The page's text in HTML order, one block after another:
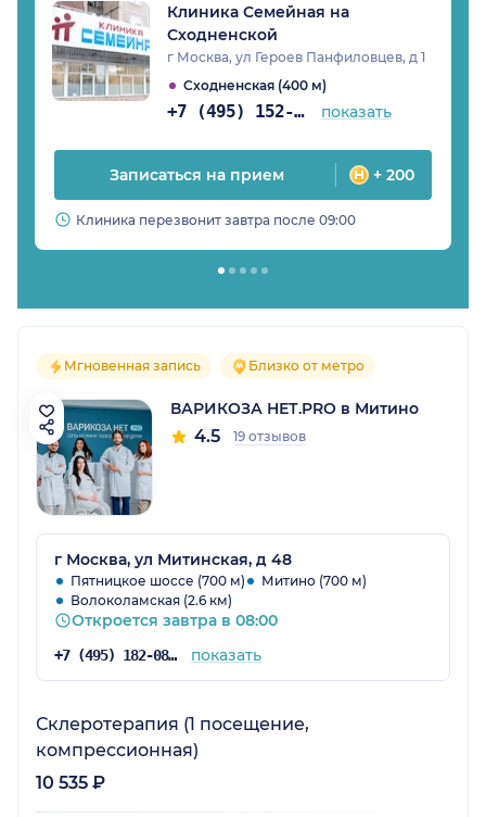
Клиника Семейная на
Сходненской
г Москва, ул Героев Панфиловцев, д 1
Сходненская (400 м)
+7 (495) 152-14-78 показать
Записаться на прием + 200
Клиника перезвонит завтра после 09:00
Мгновенная запись Близко от метро
ВАРИКОЗА НЕТ.PRO в Митино
4.5 19 отзывов
г Москва, ул Митинская, д 48
Пятницкое шоссе (700 м)
Митино (700 м)
Волоколамская (2.6 км)
Откроется завтра в 08:00
+7 (495) 182-08-03 показать
Склеротерапия (1 посещение,
компрессионная)
10 535 ₽